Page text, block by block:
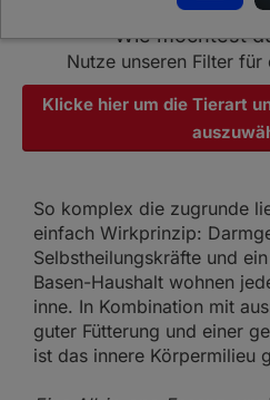
Wie möchtest
Nutze unseren Filter für
Klicke hier um die Tierart
So komplex die zugrunde
einfach Wirkprinzip:
Selbstheilungskräfte und
Basen-Haushalt wohnen
inne. In Kombination mit
guter Fütterung und einer
ist das innere Körpermilieu